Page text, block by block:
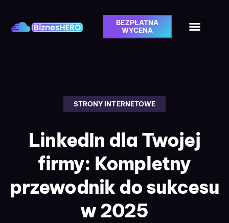
BEZPŁATNA
WYCENA
STRONY INTERNETOWE
LinkedIn dla Twojej
firmy: Kompletny
przewodnik do sukcesu
w 2025